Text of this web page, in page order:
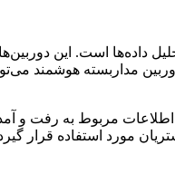
مداربسته هوشمند
اطلاعات مربوط به رفت و
مورد استفاده قرار